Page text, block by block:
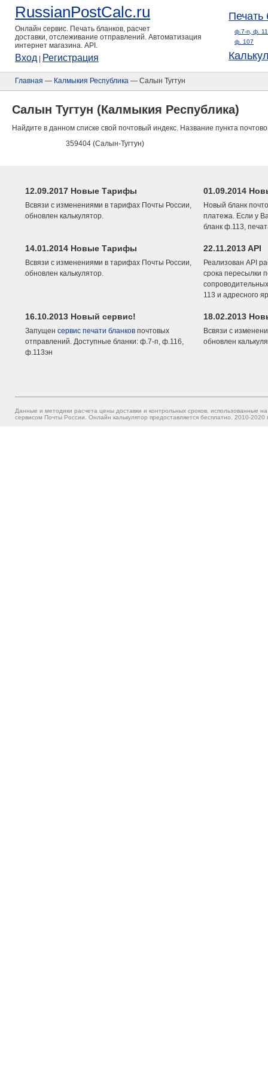
RussianPostCalc.ru
Онлайн сервис. Печать бланков, расчет
доставки, отслеживание отправлений. Автоматизация
интернет магазина. API.
Вход Регистрация
Печать
ф.7-п, ф.
ф. 107
Главная — Калмыкия Республика — Салын Тугтун
Салын Тугтун (Калмыкия Республика)
Найдите в данном списке свой почтовый индекс. Название пункта
359404 (Салын-Тугтун)
12.09.2017 Новые Тарифы
Всвязи с изменениями в тарифах Почты России,
обновлен калькулятор.
01.09.2014
Новый бланк
платежа. Если у
бланк ф.113,
14.01.2014 Новые Тарифы
Всвязи с изменениями в тарифах Почты России,
обновлен калькулятор.
22.11.2013 API
Реализован API
срока пересылки
113 и адресного
16.10.2013 Новый сервис!
Запущен сервис печати бланков почтовых
отправлений. Доступные бланки: ф.7-п, ф.116,
ф.113эн
18.02.2013
Всвязи с
обновлен
Данные и методики расчета цены доставки и контрольных сроков, использованные
сервисом Почты России. Онлайн калькулятор предоставляется бесплатно. 2010-2020